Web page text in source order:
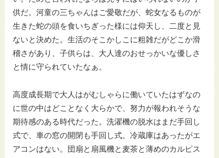
供だ。河童の三ちゃんはご愛敬だが、蛇女なるものが
生きた蛇の頭を食いちぎった様には仰天し、二度と見
ないと決めた。生活のそこかしこに粗雑だがどこか滑
稽さがあり、子供らは、大人達のおせっかいな優しさ
と情に守られていたなぁ。
高度成長期で大人はがむしゃらに働いていたはずなの
に世の中はどことなく大らかで、努力が報われそうな
期待感のある時代だった。洗濯機の脱水はまだ手回し
式で、車の窓の開閉も手回し式。冷蔵庫はあったがエ
アコンはない。団扇と扇風機と麦茶と薄めのカルピス